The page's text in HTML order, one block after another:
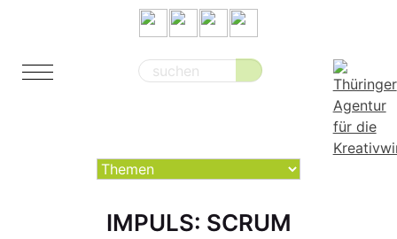
Suche
IMPULS: SCRUM